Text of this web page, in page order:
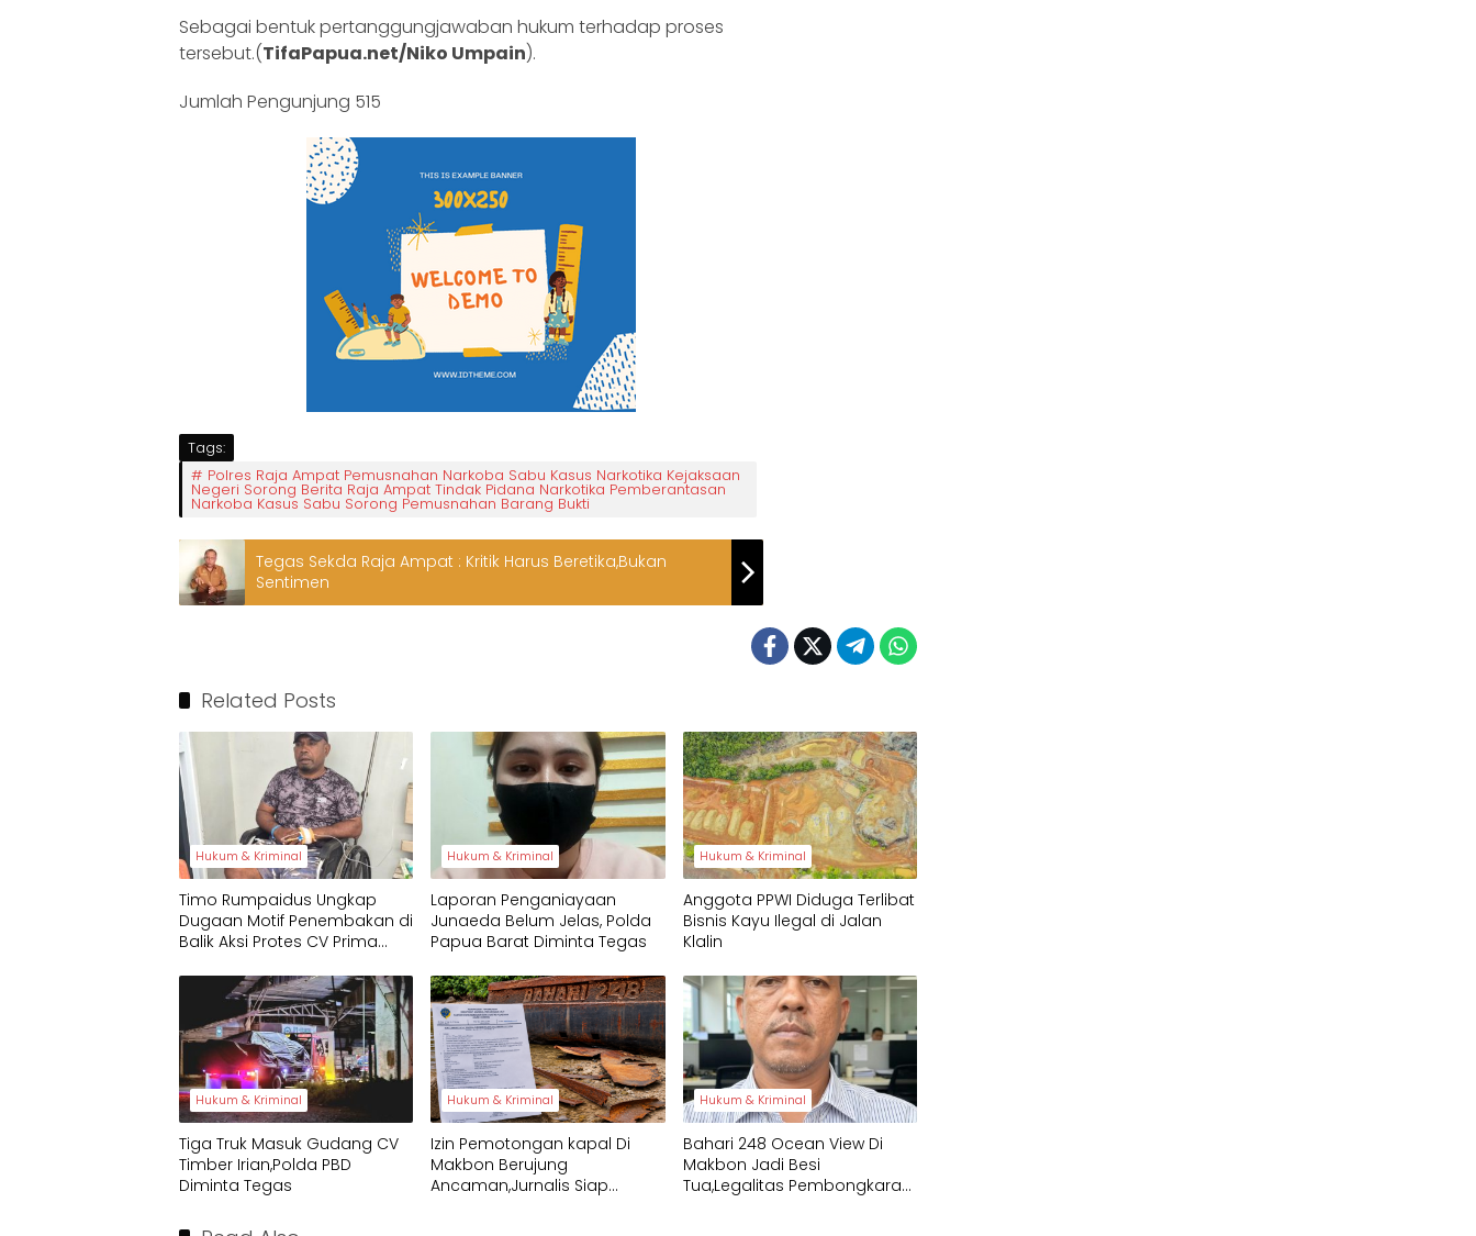
Sebagai bentuk pertanggungjawaban hukum terhadap proses
tersebut.(TifaPapua.net/Niko Umpain).
Jumlah Pengunjung 515
Tags:
Polres Raja Ampat Pemusnahan Narkoba Sabu Kasus Narkotika Kejaksaan
Negeri Sorong Berita Raja Ampat Tindak Pidana Narkotika Pemberantasan
Narkoba Kasus Sabu Sorong Pemusnahan Barang Bukti
Tegas Sekda Raja Ampat : Kritik Harus Beretika,Bukan
Sentimen
Related Posts
Hukum & Kriminal
Timo Rumpaidus Ungkap
Dugaan Motif Penembakan di
Balik Aksi Protes CV Prima
Hukum & Kriminal
Laporan Penganiayaan
Junaeda Belum Jelas, Polda
Papua Barat Diminta Tegas
Hukum & Kriminal
Anggota PPWI Diduga Terlibat
Bisnis Kayu Ilegal di Jalan
Klalin
Hukum & Kriminal
Tiga Truk Masuk Gudang CV
Timber Irian,Polda PBD
Diminta Tegas
Hukum & Kriminal
Izin Pemotongan kapal Di
Makbon Berujung
Ancaman,Jurnalis Siap
Hukum & Kriminal
Bahari 248 Ocean View Di
Makbon Jadi Besi
Tua,Legalitas Pembongkaran